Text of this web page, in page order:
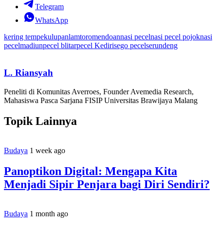
Telegram
WhatsApp
kering tempekulupanlamtoromendoannasi pecelnasi pecel pojoknasi
pecelmadiunpecel blitarpecel Kedirisego pecelserundeng
L. Riansyah
Peneliti di Komunitas Averroes, Founder Avemedia Research,
Mahasiswa Pasca Sarjana FISIP Universitas Brawijaya Malang
Topik Lainnya
Budaya 1 week ago
Panoptikon Digital: Mengapa Kita
Menjadi Sipir Penjara bagi Diri Sendiri?
Budaya 1 month ago